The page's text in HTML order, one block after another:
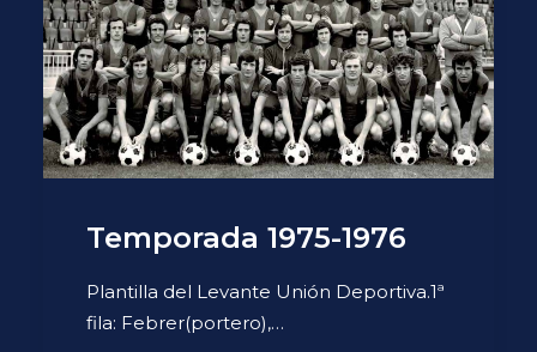
Temporada 1975-1976
Plantilla del Levante Unión Deportiva.1ª
fila: Febrer(portero),…